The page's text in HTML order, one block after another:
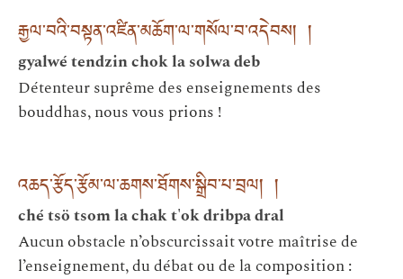
རྒྱལ་བའི་བསྟན་འཛིན་མཆོག་ལ་གསོལ་བ་འདེབས། །
gyalwé tendzin chok la solwa deb
Détenteur suprême des enseignements des
bouddhas, nous vous prions !
འཆད་རྩོད་རྩོམ་ལ་ཆགས་ཐོགས་སྒྲིབ་པ་བྲལ། །
ché tsö tsom la chak t'ok dribpa dral
Aucun obstacle n’obscurcissait votre maîtrise de
l’enseignement, du débat ou de la composition :